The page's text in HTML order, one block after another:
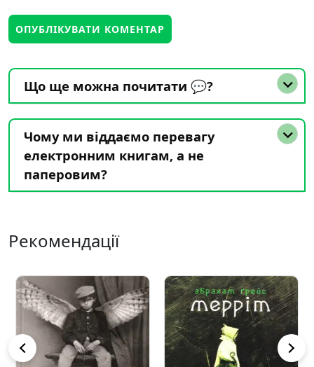
Що ще можна почитати 💬?
Чому ми віддаємо перевагу
електронним книгам, а не
паперовим?
Рекомендації